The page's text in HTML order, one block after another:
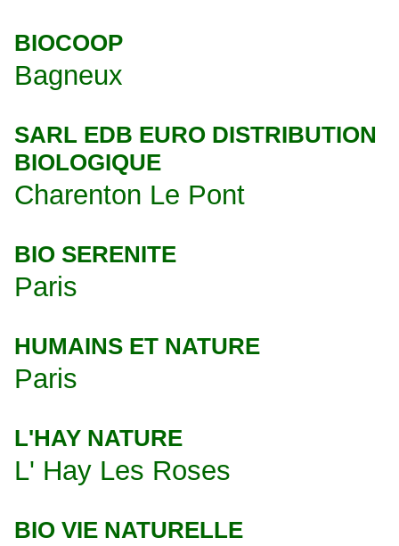
BIOCOOP
Bagneux
SARL EDB EURO DISTRIBUTION
BIOLOGIQUE
Charenton Le Pont
BIO SERENITE
Paris
HUMAINS ET NATURE
Paris
L'HAY NATURE
L' Hay Les Roses
BIO VIE NATURELLE